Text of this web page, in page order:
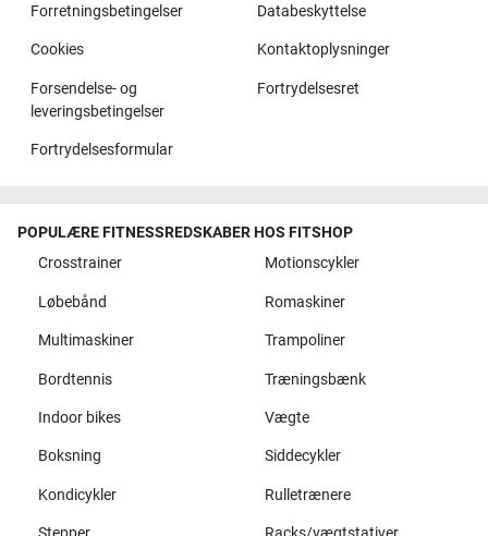
Forretningsbetingelser
Databeskyttelse
Cookies Kontaktoplysninger
Forsendelse- og
leveringsbetingelser
Fortrydelsesret
Fortrydelsesformular
POPULÆRE FITNESSREDSKABER HOS FITSHOP
Crosstrainer
Motionscykler
Løbebånd Romaskiner
Multimaskiner Trampoliner
Bordtennis Træningsbænk
Indoor bikes Vægte
Boksning Siddecykler
Kondicykler Rulletrænere